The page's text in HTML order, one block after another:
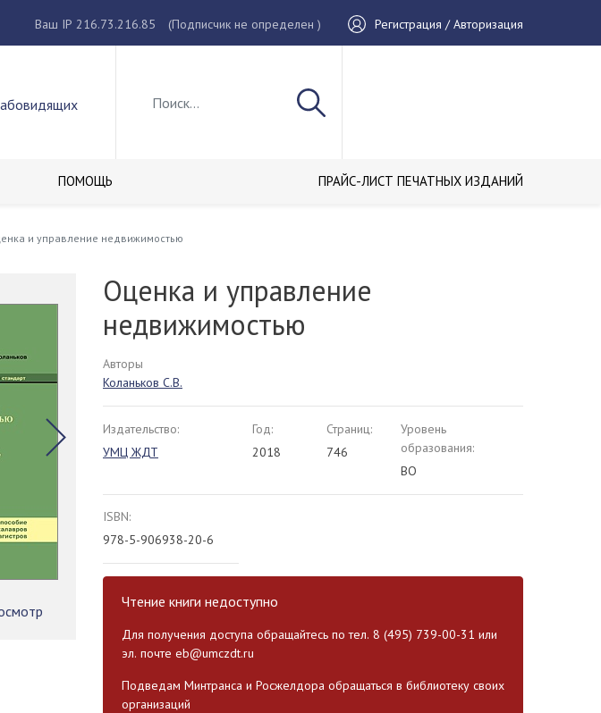
Ваш IP 216.73.216.85 (Подписчик не определен ) Регистрация / Авторизация
ПОМОЩЬ ПРАЙС-ЛИСТ ПЕЧАТНЫХ ИЗДАНИЙ
и управление недвижимостью
Оценка и управление
недвижимостью
Авторы
Коланьков С.В.
Издательство:
УМЦ ЖДТ
Год:
2018
Страниц:
746
Уровень
образования:
ВО
ISBN:
978-5-906938-20-6
Чтение книги недоступно
Для получения доступа обращайтесь по тел. 8 (495) 739-00-31 или
эл. почте eb@umczdt.ru
Подведам Минтранса и Росжелдора обращаться в библиотеку своих
организаций